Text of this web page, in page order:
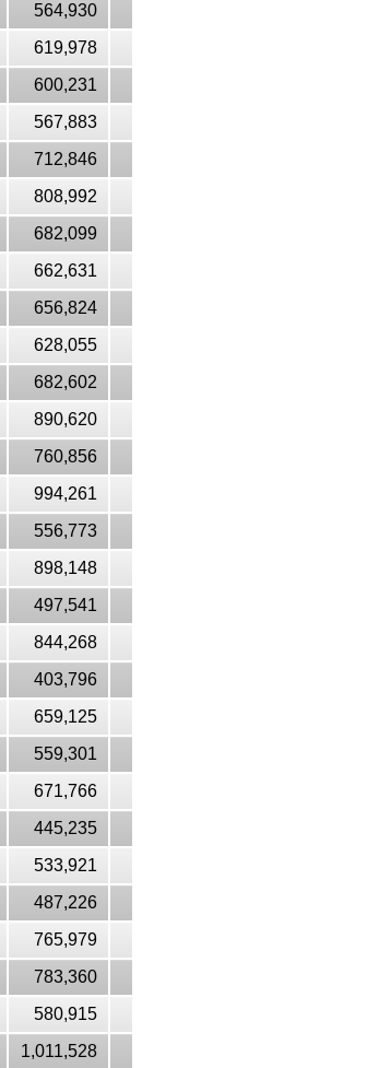
564,930
619,978
600,231
567,883
712,846
808,992
682,099
662,631
656,824
628,055
682,602
890,620
760,856
994,261
556,773
898,148
497,541
844,268
403,796
659,125
559,301
671,766
445,235
533,921
487,226
765,979
783,360
580,915
1,011,528